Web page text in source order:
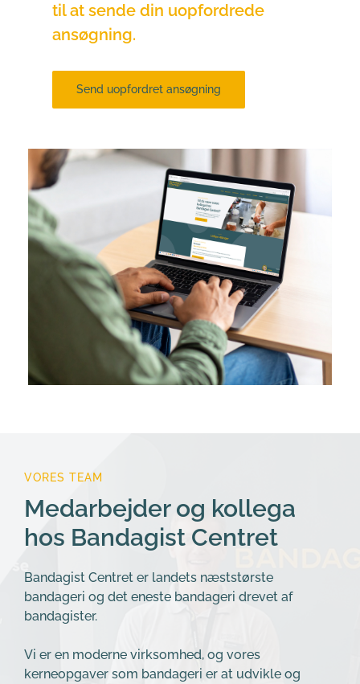
til at sende din uopfordrede
ansøgning.
Send uopfordret ansøgning
VORES TEAM
Medarbejder og kollega
hos Bandagist Centret
Bandagist Centret er landets næststørste
bandageri og det eneste bandageri drevet af
bandagister.
Vi er en moderne virksomhed, og vores
kerneopgaver som bandageri er at udvikle og